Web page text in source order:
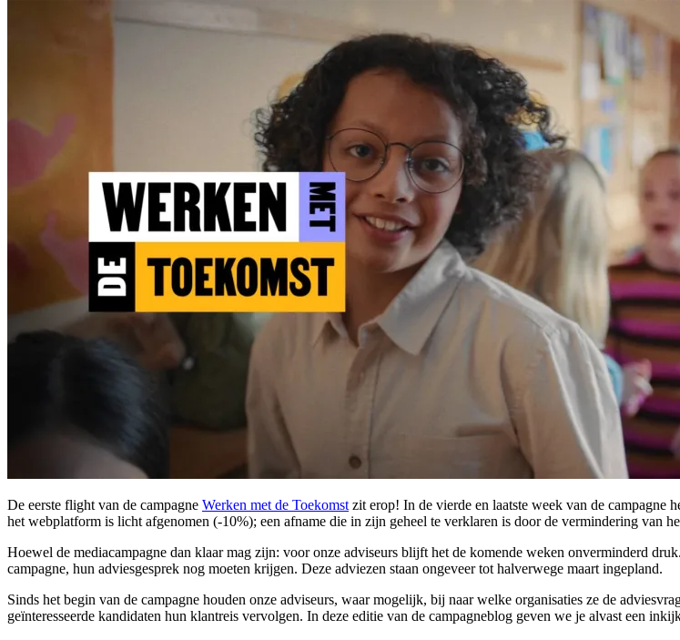
De eerste flight van de campagne Werken met de Toekomst zit erop! In de vierde en laatste week van de campagne
het webplatform is licht afgenomen (-10%); een afname die in zijn geheel te verklaren is door de vermindering van
Hoewel de mediacampagne dan klaar mag zijn: voor onze adviseurs blijft het de komende weken onverminderd
campagne, hun adviesgesprek nog moeten krijgen. Deze adviezen staan ongeveer tot halverwege maart ingepland.
Sinds het begin van de campagne houden onze adviseurs, waar mogelijk, bij naar welke organisaties ze de
geïnteresseerde kandidaten hun klantreis vervolgen. In deze editie van de campagneblog geven we je alvast een